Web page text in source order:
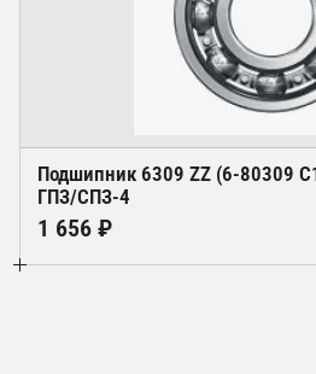
Подшипник 6309 ZZ (6-80309
ГПЗ/СПЗ-4
1 656 ₽